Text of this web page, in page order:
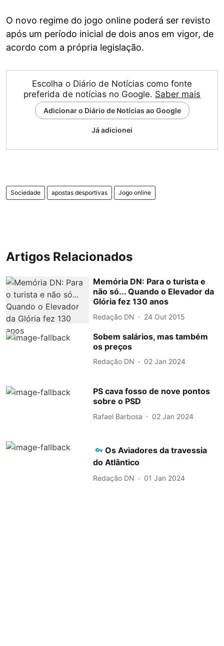
O novo regime do jogo online poderá ser revisto
após um período inicial de dois anos em vigor, de
acordo com a própria legislação.
Escolha o Diário de Notícias como fonte
preferida de notícias no Google. Saber mais
Adicionar o Diário de Notícias ao Google
Já adicionei
Sociedade apostas desportivas Jogo online
Artigos Relacionados
Memória DN: Para o turista e
não só... Quando o Elevador da
Glória fez 130 anos
Redação DN 24 Out 2015
Sobem salários, mas também
os preços
Redação DN 02 Jan 2024
PS cava fosso de nove pontos
sobre o PSD
Rafael Barbosa 02 Jan 2024
Os Aviadores da travessia
do Atlântico
Redação DN 01 Jan 2024